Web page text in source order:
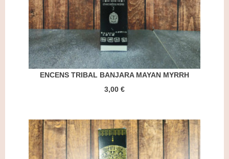
ENCENS TRIBAL BANJARA MAYAN MYRRH
3,00 €